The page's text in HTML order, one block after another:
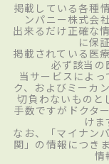
掲載している各種
ンパニー株式会
出来るだけ正確な
に保
掲載されている医
必ず該当の
当サービスによ
ク、およびミーカ
切負わないものと
手数ですがドクタ
けま
なお、「マイナン
関」の情報につき
情